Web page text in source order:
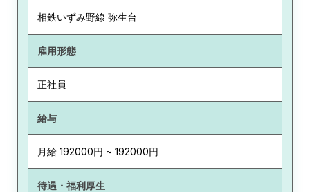
相鉄いずみ野線 弥生台
雇用形態
正社員
給与
月給 192000円 ~ 192000円
待遇・福利厚生